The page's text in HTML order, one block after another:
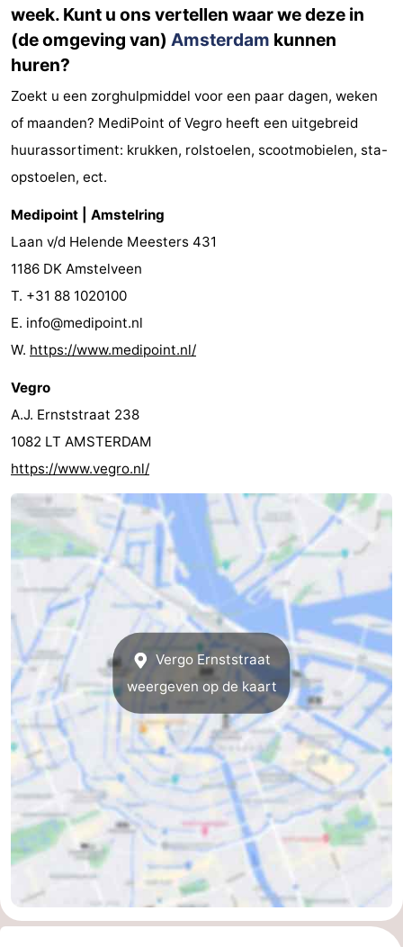
Eten
en
drinken
Winkelen
-
Markten
-
Warenhuizen
Evenementen
Uitgelicht
Grachtengordel
Coffeeshops
Homohoofdstad
buurt
Geschiedenis
Diamantstad
Pleinen
centrum
Parken
tuinen
Stadsdelen
Omgeving
Noord-
Holland
-
Zuid-
Holland
Praktisch
Forum
Reisboekenwinkel
Openbaar
vervoer
Route
week. Kunt u ons vertellen waar we deze in
(de omgeving van) Amsterdam kunnen
huren?
Zoekt u een zorghulpmiddel voor een paar dagen, weken
of maanden? MediPoint of Vegro heeft een uitgebreid
huurassortiment: krukken, rolstoelen, scootmobielen, sta-
opstoelen, ect.
Medipoint | Amstelring
Laan v/d Helende Meesters 431
1186 DK Amstelveen
T. +31 88 1020100
E. info@medipoint.nl
W. https://www.medipoint.nl/
Vegro
A.J. Ernststraat 238
1082 LT AMSTERDAM
https://www.vegro.nl/
Vergo Ernststraat
weergeven op de kaart